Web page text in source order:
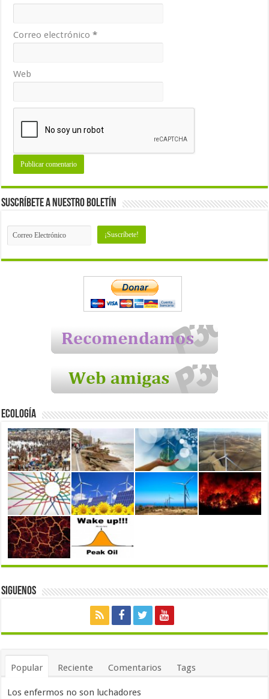
Correo electrónico*
Web
Suscríbete a nuestro Boletín
Ecología
Siguenos
Popular Reciente Comentarios Tags
Los enfermos no son luchadores